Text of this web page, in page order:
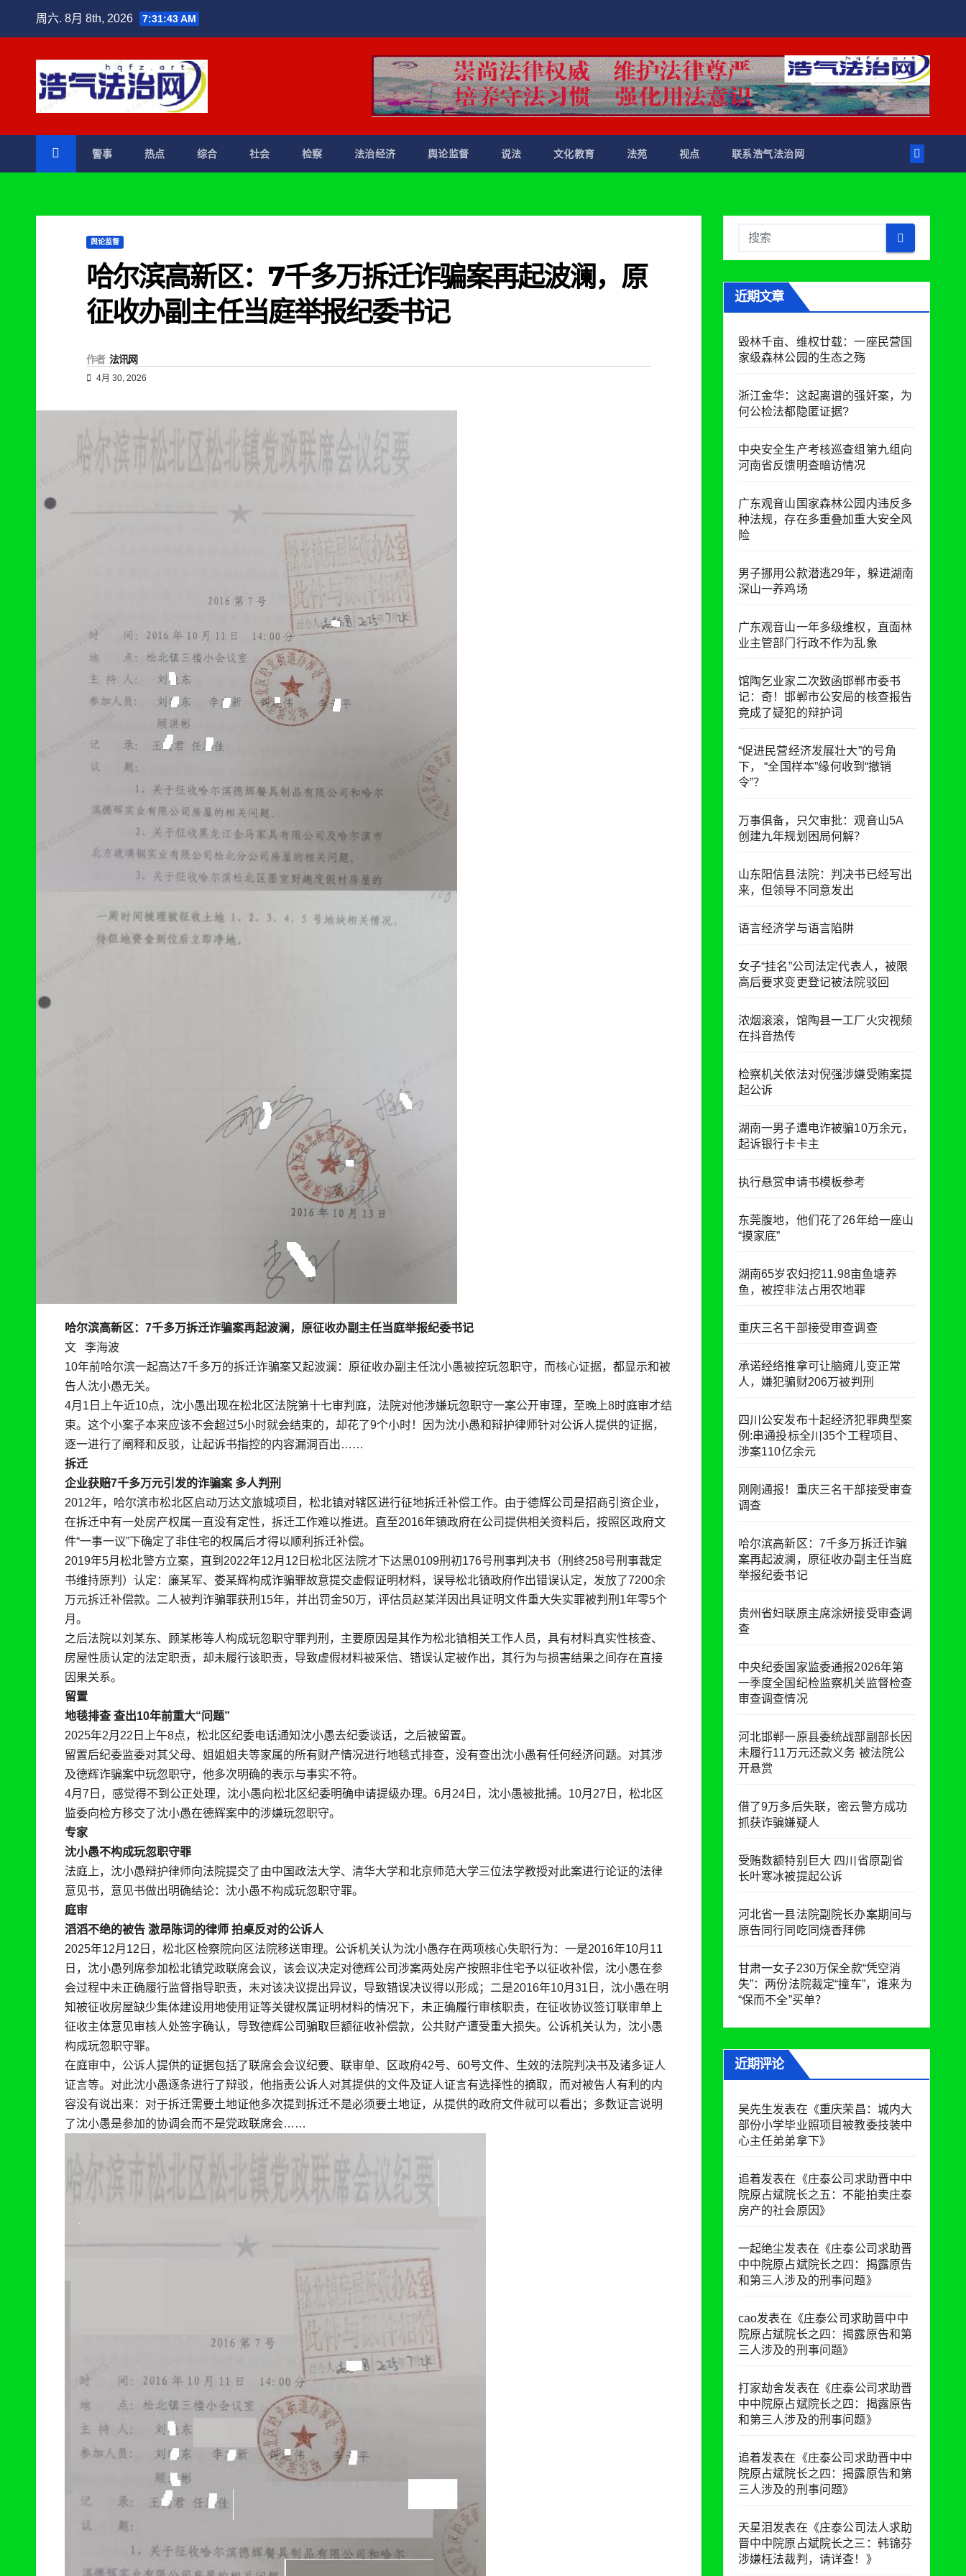
周六. 8月 8th, 2026 7:31:44 AM
警事 热点 综合 社会 检察 法治经济 舆论监督 说法 文化教育 法苑 视点 联系浩气法治网
舆论监督
哈尔滨高新区：7千多万拆迁诈骗案再起波澜，原
征收办副主任当庭举报纪委书记
作者 法讯网
4月 30, 2026
哈尔滨高新区：7千多万拆迁诈骗案再起波澜，原征收办副主任当庭举报纪委书记
文 李海波
10年前哈尔滨一起高达7千多万的拆迁诈骗案又起波澜：原征收办副主任沈小愚被控玩忽职守，而核心证据，都显示和被
告人沈小愚无关。
4月1日上午近10点，沈小愚出现在松北区法院第十七审判庭，法院对他涉嫌玩忽职守一案公开审理，至晚上8时庭审才结
束。这个小案子本来应该不会超过5小时就会结束的，却花了9个小时！因为沈小愚和辩护律师针对公诉人提供的证据，
逐一进行了阐释和反驳，让起诉书指控的内容漏洞百出……
拆迁
企业获赔7千多万元引发的诈骗案 多人判刑
2012年，哈尔滨市松北区启动万达文旅城项目，松北镇对辖区进行征地拆迁补偿工作。由于德辉公司是招商引资企业，
在拆迁中有一处房产权属一直没有定性，拆迁工作难以推进。直至2016年镇政府在公司提供相关资料后，按照区政府文
件“一事一议”下确定了非住宅的权属后才得以顺利拆迁补偿。
2019年5月松北警方立案，直到2022年12月12日松北区法院才下达黑0109刑初176号刑事判决书（刑终258号刑事裁定
书维持原判）认定：廉某军、娄某辉构成诈骗罪故意提交虚假证明材料，误导松北镇政府作出错误认定，发放了7200余
万元拆迁补偿款。二人被判诈骗罪获刑15年，并出罚金50万，评估员赵某洋因出具证明文件重大失实罪被判刑1年零5个
月。
之后法院以刘某东、顾某彬等人构成玩忽职守罪判刑，主要原因是其作为松北镇相关工作人员，具有材料真实性核查、
房屋性质认定的法定职责，却未履行该职责，导致虚假材料被采信、错误认定被作出，其行为与损害结果之间存在直接
因果关系。
留置
地毯排查 查出10年前重大“问题”
2025年2月22日上午8点，松北区纪委电话通知沈小愚去纪委谈话，之后被留置。
留置后纪委监委对其父母、姐姐姐夫等家属的所有财产情况进行地毯式排查，没有查出沈小愚有任何经济问题。对其涉
及德辉诈骗案中玩忽职守，他多次明确的表示与事实不符。
4月7日，感觉得不到公正处理，沈小愚向松北区纪委明确申请提级办理。6月24日，沈小愚被批捕。10月27日，松北区
监委向检方移交了沈小愚在德辉案中的涉嫌玩忽职守。
专家
沈小愚不构成玩忽职守罪
法庭上，沈小愚辩护律师向法院提交了由中国政法大学、清华大学和北京师范大学三位法学教授对此案进行论证的法律
意见书，意见书做出明确结论：沈小愚不构成玩忽职守罪。
庭审
滔滔不绝的被告 激昂陈词的律师 拍桌反对的公诉人
2025年12月12日，松北区检察院向区法院移送审理。公诉机关认为沈小愚存在两项核心失职行为：一是2016年10月11
日，沈小愚列席参加松北镇党政联席会议，该会议决定对德辉公司涉案两处房产按照非住宅予以征收补偿，沈小愚在参
会过程中未正确履行监督指导职责，未对该决议提出异议，导致错误决议得以形成；二是2016年10月31日，沈小愚在明
知被征收房屋缺少集体建设用地使用证等关键权属证明材料的情况下，未正确履行审核职责，在征收协议签订联审单上
征收主体意见审核人处签字确认，导致德辉公司骗取巨额征收补偿款，公共财产遭受重大损失。公诉机关认为，沈小愚
构成玩忽职守罪。
在庭审中，公诉人提供的证据包括了联席会会议纪要、联审单、区政府42号、60号文件、生效的法院判决书及诸多证人
证言等。对此沈小愚逐条进行了辩驳，他指责公诉人对其提供的文件及证人证言有选择性的摘取，而对被告人有利的内
容没有说出来：对于拆迁需要土地证他多次提到拆迁不是必须要土地证，从提供的政府文件就可以看出；多数证言说明
了沈小愚是参加的协调会而不是党政联席会……
近期文章
毁林千亩、维权廿载：一座民营国
家级森林公园的生态之殇
浙江金华：​这起离谱的强奸案，为
何公检法都隐匿证据?
中央安全生产考核巡查组第九组向
河南省反馈明查暗访情况
广东观音山国家森林公园内违反多
种法规，存在多重叠加重大安全风
险
男子挪用公款潜逃29年，躲进湖南
深山一养鸡场
广东观音山一年多级维权，直面林
业主管部门行政不作为乱象
馆陶乞业家二次致函邯郸市委书
记：奇！邯郸市公安局的核查报告
竟成了疑犯的辩护词
“促进民营经济发展壮大”的号角
下， “全国样本”缘何收到“撤销
令”？
万事俱备，只欠审批：观音山5A
创建九年规划困局何解？
山东阳信县法院：判决书已经写出
来，但领导不同意发出
语言经济学与语言陷阱
女子“挂名”公司法定代表人，被限
高后要求变更登记被法院驳回
浓烟滚滚，馆陶县一工厂火灾视频
在抖音热传
检察机关依法对倪强涉嫌受贿案提
起公诉
湖南一男子遭电诈被骗10万余元，
起诉银行卡卡主
执行悬赏申请书模板参考
东莞腹地，他们花了26年给一座山
“摸家底”
湖南65岁农妇挖11.98亩鱼塘养
鱼，被控非法占用农地罪
重庆三名干部接受审查调查
承诺经络推拿可让脑瘫儿变正常
人，嫌犯骗财206万被判刑
四川公安发布十起经济犯罪典型案
例:串通投标全川35个工程项目、
涉案110亿余元
刚刚通报！重庆三名干部接受审查
调查
哈尔滨高新区：7千多万拆迁诈骗
案再起波澜，原征收办副主任当庭
举报纪委书记
贵州省妇联原主席涂妍接受审查调
查
中央纪委国家监委通报2026年第
一季度全国纪检监察机关监督检查
审查调查情况
河北邯郸一原县委统战部副部长因
未履行11万元还款义务 被法院公
开悬赏
借了9万多后失联，密云警方成功
抓获诈骗嫌疑人
受贿数额特别巨大 四川省原副省
长叶寒冰被提起公诉
河北省一县法院副院长办案期间与
原告同行同吃同烧香拜佛
甘肃一女子230万保全款“凭空消
失”：两份法院裁定“撞车”，谁来为
“保而不全”买单？
近期评论
吴先生发表在《重庆荣昌：城内大
部份小学毕业照项目被教委技装中
心主任弟弟拿下》
追着发表在《庄泰公司求助晋中中
院原占斌院长之五：不能拍卖庄泰
房产的社会原因 》
一起绝尘发表在《庄泰公司求助晋
中中院原占斌院长之四：揭露原告
和第三人涉及的刑事问题》
cao发表在《庄泰公司求助晋中中
院原占斌院长之四：揭露原告和第
三人涉及的刑事问题》
打家劫舍发表在《庄泰公司求助晋
中中院原占斌院长之四：揭露原告
和第三人涉及的刑事问题》
追着发表在《庄泰公司求助晋中中
院原占斌院长之四：揭露原告和第
三人涉及的刑事问题》
天星泪发表在《庄泰公司法人求助
晋中中院原占斌院长之三：韩锦芬
涉嫌枉法裁判，请详查！ 》